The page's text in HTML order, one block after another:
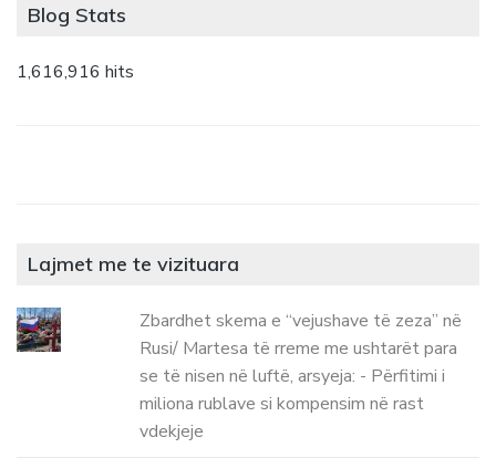
Blog Stats
1,616,916 hits
Lajmet me te vizituara
Zbardhet skema e “vejushave të zeza” në
Rusi/ Martesa të rreme me ushtarët para
se të nisen në luftë, arsyeja: - Përfitimi i
miliona rublave si kompensim në rast
vdekjeje